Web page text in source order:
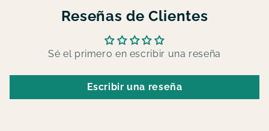
Reseñas de Clientes
Sé el primero en escribir una reseña
Escribir una reseña